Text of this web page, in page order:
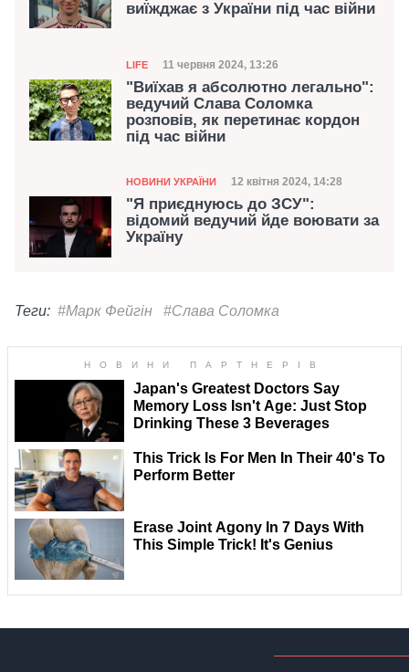
виїжджає з України під час війни
Категорія
LIFE Дата публікації
11 червня 2024, 13:26
"Виїхав я абсолютно легально":
ведучий Слава Соломка
розповів, як перетинає кордон
під час війни
Категорія
НОВИНИ УКРАЇНИ Дата публікації
12 квітня 2024, 14:28
"Я приєднуюсь до ЗСУ":
відомий ведучий йде воювати за
Україну
Теги: #Марк Фейгін #Слава Соломка